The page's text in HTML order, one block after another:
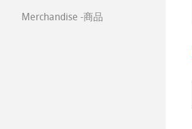
Merchandise -商品